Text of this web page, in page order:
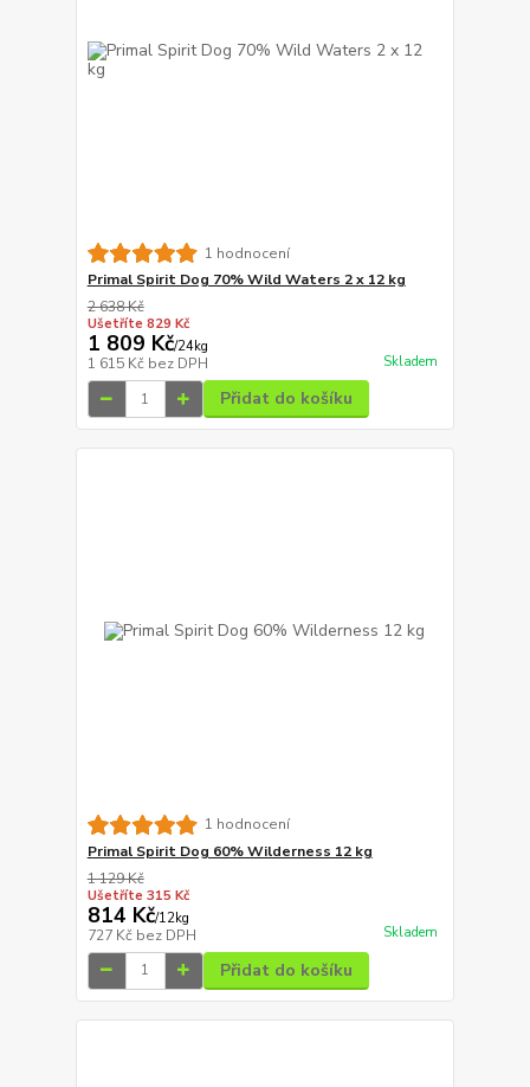
1 hodnocení
Primal Spirit Dog 70% Wild Waters 2 x 12 kg
2 638 Kč
Ušetříte 829 Kč
1 809 Kč/24kg
1 615 Kč bez DPH Skladem
Přidat do košíku
1 hodnocení
Primal Spirit Dog 60% Wilderness 12 kg
1 129 Kč
Ušetříte 315 Kč
814 Kč/12kg
727 Kč bez DPH Skladem
Přidat do košíku